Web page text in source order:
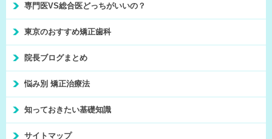
専門医VS総合医どっちがいいの？
東京のおすすめ矯正歯科
院長ブログまとめ
悩み別 矯正治療法
知っておきたい基礎知識
サイトマップ